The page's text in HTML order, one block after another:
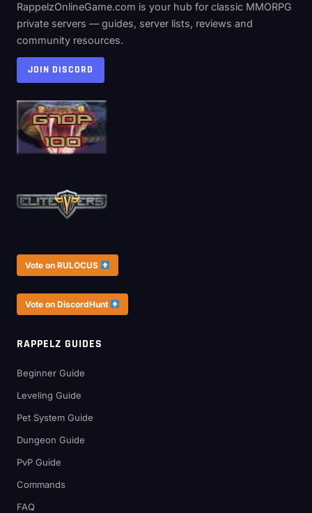
RappelzOnlineGame.com is your hub for classic MMORPG
private servers — guides, server lists, reviews and
community resources.
JOIN DISCORD
Vote on RULOCUS
Vote on DiscordHunt
RAPPELZ GUIDES
Beginner Guide
Leveling Guide
Pet System Guide
Dungeon Guide
PvP Guide
Commands
FAQ